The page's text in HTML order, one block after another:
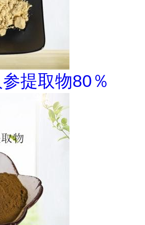
提取物80％